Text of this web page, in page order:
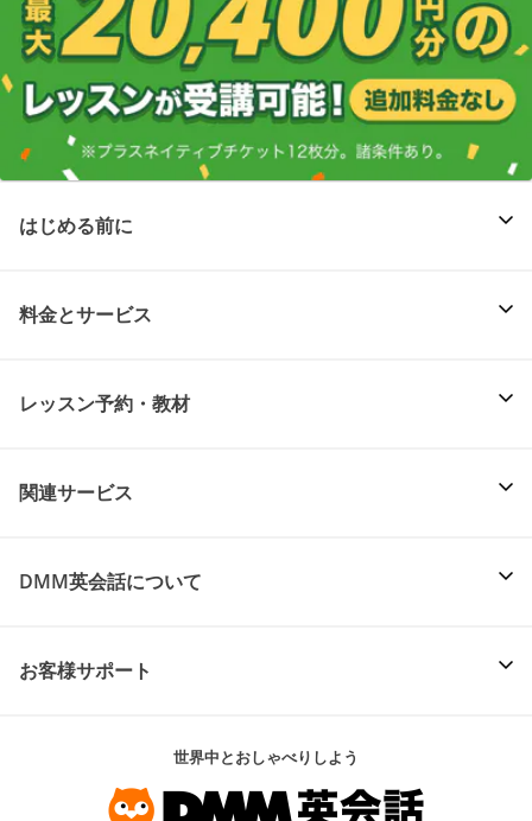
はじめる前に
料金とサービス
レッスン予約・教材
関連サービス
DMM英会話について
お客様サポート
世界中とおしゃべりしよう